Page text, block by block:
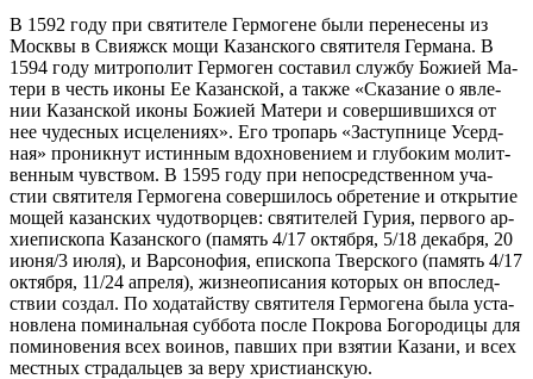
В 1592 го­ду при свя­ти­те­ле Гер­мо­гене бы­ли пе­ре­не­се­ны из
Моск­вы в Сви­яжск мо­щи Ка­зан­ско­го свя­ти­те­ля Гер­ма­на. В
1594 го­ду мит­ро­по­лит Гер­мо­ген со­ста­вил служ­бу Бо­жи­ей Ма­
те­ри в честь ико­ны Ее Ка­зан­ской, а так­же «Ска­за­ние о яв­ле­
нии Ка­зан­ской ико­ны Бо­жи­ей Ма­те­ри и со­вер­шив­ших­ся от
нее чу­дес­ных ис­це­ле­ни­ях». Его тро­парь «За­ступ­ни­це Усерд­
ная» про­ник­нут ис­тин­ным вдох­но­ве­ни­ем и глу­бо­ким мо­лит­
вен­ным чув­ством. В 1595 го­ду при непо­сред­ствен­ном уча­
стии свя­ти­те­ля Гер­мо­ге­на со­вер­ши­лось об­ре­те­ние и от­кры­тие
мо­щей ка­зан­ских чу­до­твор­цев: свя­ти­те­лей Гу­рия, пер­во­го ар­
хи­епи­ско­па Ка­зан­ско­го (па­мять 4/17 ок­тяб­ря, 5/18 де­каб­ря, 20
июня/3 июля), и Вар­со­но­фия, епи­ско­па Твер­ско­го (па­мять 4/17
ок­тяб­ря, 11/24 ап­ре­ля), жиз­не­опи­са­ния ко­то­рых он впо­след­
ствии со­здал. По хо­да­тай­ству свя­ти­те­ля Гер­мо­ге­на бы­ла уста­
нов­ле­на по­ми­наль­ная суб­бо­та по­сле По­кро­ва Бо­го­ро­ди­цы для
по­ми­но­ве­ния всех во­и­нов, пав­ших при взя­тии Ка­за­ни, и всех
мест­ных стра­даль­цев за ве­ру хри­сти­ан­скую.